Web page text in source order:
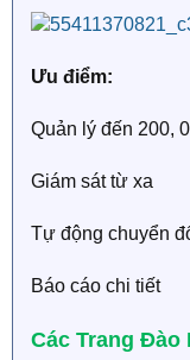
Ưu điểm:
Quản lý đến 200,
Giám sát từ xa
Tự động chuyển
Báo cáo chi tiết
Các Trang Đào